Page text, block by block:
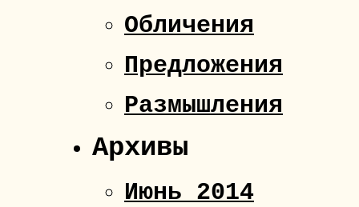
Обличения
Предложения
Размышления
Архивы
Июнь 2014